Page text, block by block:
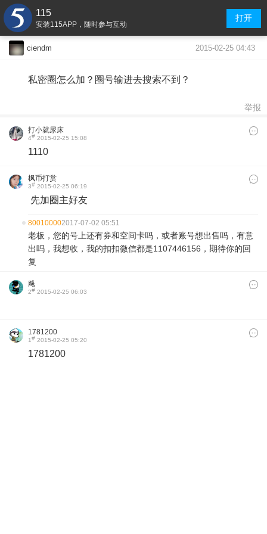
115
安装115APP，随时参与互动
打开
ciendm 2015-02-25 04:43
私密圈怎么加？圈号输进去搜索不到？
举报
打小就尿床
4# 2015-02-25 15:08
1110
枫币打赏
3# 2015-02-25 06:19
先加圈主好友
800100002017-07-02 05:51
老板，您的号上还有券和空间卡吗，或者账号想出售吗，有意
出吗，我想收，我的扣扣微信都是1107446156，期待你的回
复
飚
2# 2015-02-25 06:03
1781200
1# 2015-02-25 05:20
1781200